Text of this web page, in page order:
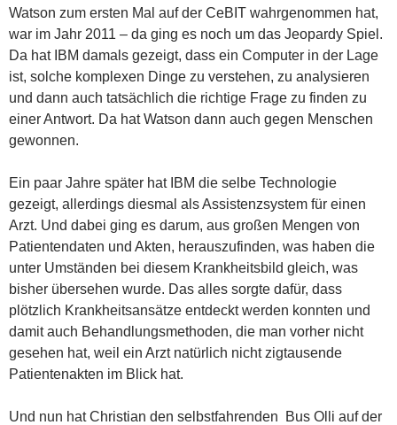
Watson zum ersten Mal auf der CeBIT wahrgenommen hat,
war im Jahr 2011 – da ging es noch um das Jeopardy Spiel.
Da hat IBM damals gezeigt, dass ein Computer in der Lage
ist, solche komplexen Dinge zu verstehen, zu analysieren
und dann auch tatsächlich die richtige Frage zu finden zu
einer Antwort. Da hat Watson dann auch gegen Menschen
gewonnen.
Ein paar Jahre später hat IBM die selbe Technologie
gezeigt, allerdings diesmal als Assistenzsystem für einen
Arzt. Und dabei ging es darum, aus großen Mengen von
Patientendaten und Akten, herauszufinden, was haben die
unter Umständen bei diesem Krankheitsbild gleich, was
bisher übersehen wurde. Das alles sorgte dafür, dass
plötzlich Krankheitsansätze entdeckt werden konnten und
damit auch Behandlungsmethoden, die man vorher nicht
gesehen hat, weil ein Arzt natürlich nicht zigtausende
Patientenakten im Blick hat.
Und nun hat Christian den selbstfahrenden Bus Olli auf der